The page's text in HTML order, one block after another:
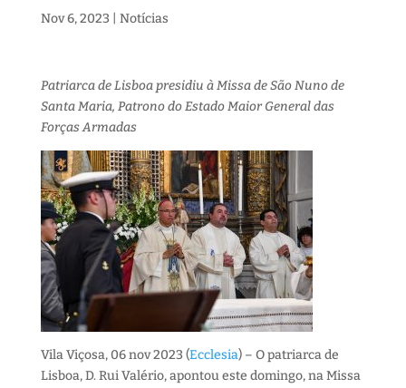
Nov 6, 2023 Notícias
Patriarca de Lisboa presidiu à Missa de São Nuno de
Santa Maria, Patrono do Estado Maior General das
Forças Armadas
Vila Viçosa, 06 nov 2023 (Ecclesia) – O patriarca de
Lisboa, D. Rui Valério, apontou este domingo, na Missa